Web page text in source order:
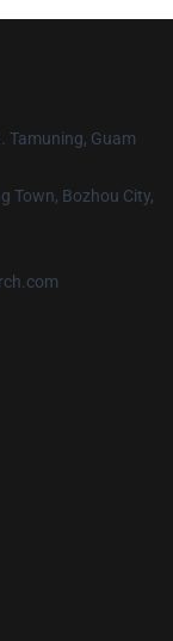
Tamuning, Guam
Town, Bozhou City,